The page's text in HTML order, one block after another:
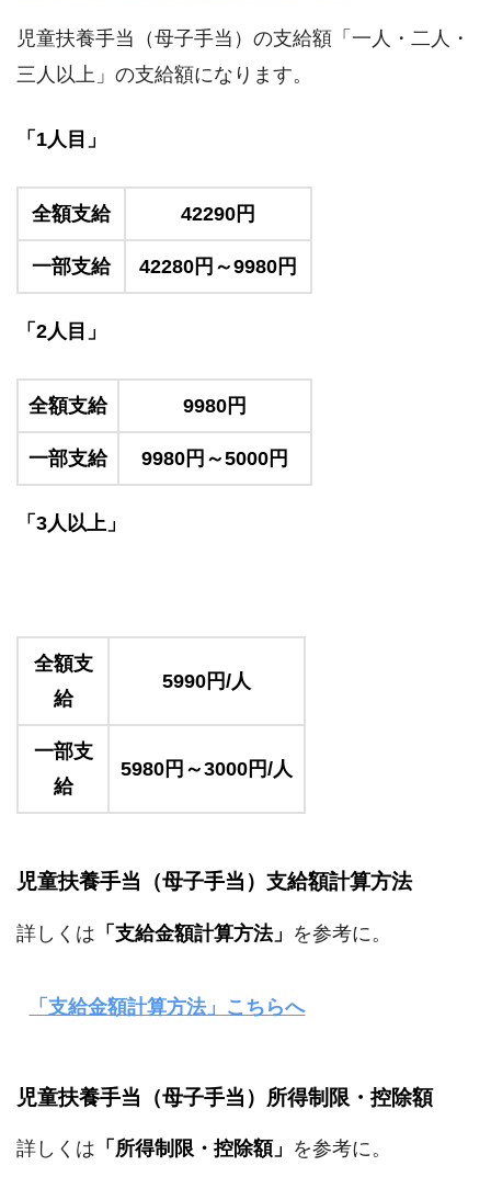
児童扶養手当（母子手当）の支給額「一人・二人・
三人以上」の支給額になります。
「1人目」
全額支給 42290円
一部支給 42280円～9980円
「2人目」
全額支給 9980円
一部支給 9980円～5000円
「3人以上」
全額支
給
5990円/人
一部支
給
5980円～3000円/人
児童扶養手当（母子手当）支給額計算方法
詳しくは 「支給金額計算方法」 を参考に。
「支給金額計算方法」こちらへ
児童扶養手当（母子手当）所得制限・控除額
詳しくは 「所得制限・控除額」 を参考に。